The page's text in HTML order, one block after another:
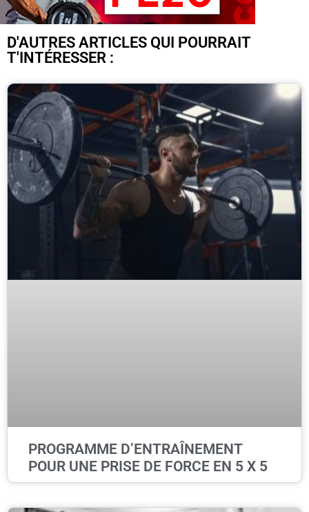
D'AUTRES ARTICLES QUI POURRAIT
T'INTÉRESSER :
PROGRAMME D’ENTRAÎNEMENT
POUR UNE PRISE DE FORCE EN 5 X 5